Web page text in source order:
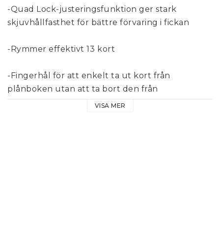
-Quad Lock-justeringsfunktion ger stark
skjuvhållfasthet för bättre förvaring i fickan
-Rymmer effektivt 13 kort
-Fingerhål för att enkelt ta ut kort från
plånboken utan att ta bort den från
telefonfodralet
VISA MER